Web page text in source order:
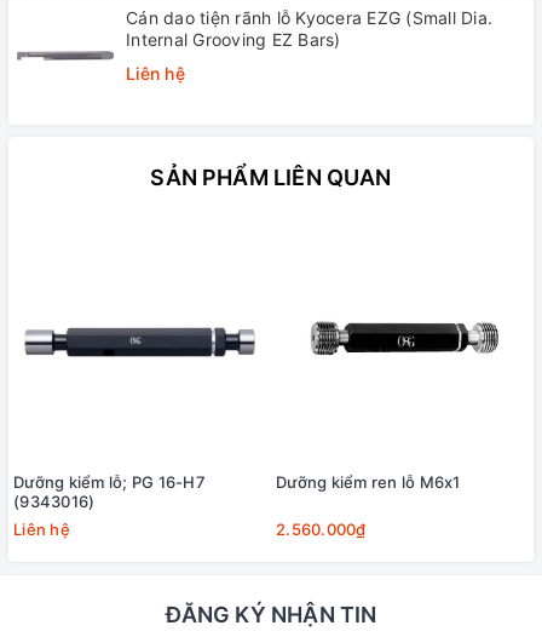
Cán dao tiện rãnh lỗ Kyocera EZG (Small Dia.
Internal Grooving EZ Bars)
Liên hệ
SẢN PHẨM LIÊN QUAN
Dưỡng kiểm lỗ; PG 16-H7
(9343016)
Liên hệ
Dưỡng kiểm ren lỗ M6x1
2.560.000₫
ĐĂNG KÝ NHẬN TIN